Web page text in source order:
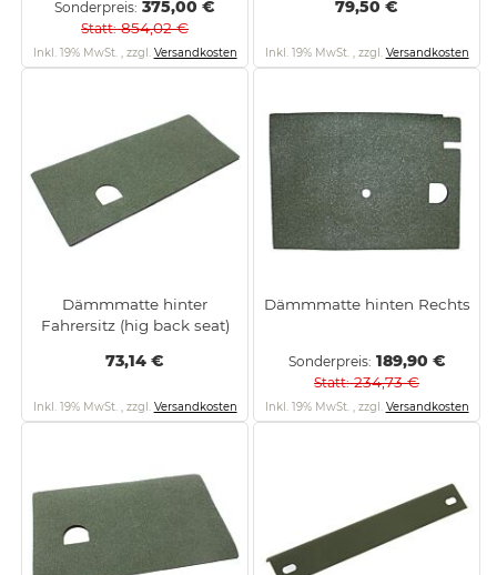
Sonderpreis 375,00 €
Statt 854,02 €
Inkl. 19% MwSt. , zzgl. Versandkosten
79,50 €
Inkl. 19% MwSt. , zzgl. Versandkosten
Dämmmatte hinter
Fahrersitz (hig back seat)
73,14 €
Inkl. 19% MwSt. zzgl. Versandkosten
Dämmmatte hinten Rechts
Sonderpreis 189,90 €
Statt 234,73 €
Inkl. 19% MwSt. zzgl. Versandkosten